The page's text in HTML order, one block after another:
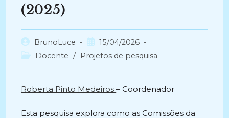
(2025)
Autor
do
BrunoLuce
Post
publicado:
15/04/2026
Categoria
Docente / Projetos de pesquisa
Roberta Pinto Medeiros– Coordenador
Esta pesquisa explora como as Comissões da